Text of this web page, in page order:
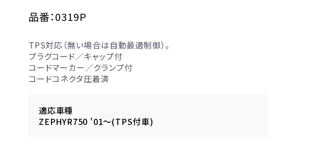
品番：0319P
TPS対応（無い場合は自動最適制御）。
プラグコード／キャップ付
コードマーカー／クランプ付
コードコネクタ圧着済
適応車種
ZEPHYR750 '01～(TPS付車)